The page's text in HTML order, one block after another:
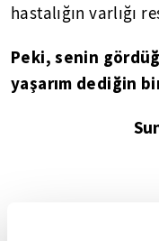
hastalığın varlığı
Peki, senin
yaşarım dediğin